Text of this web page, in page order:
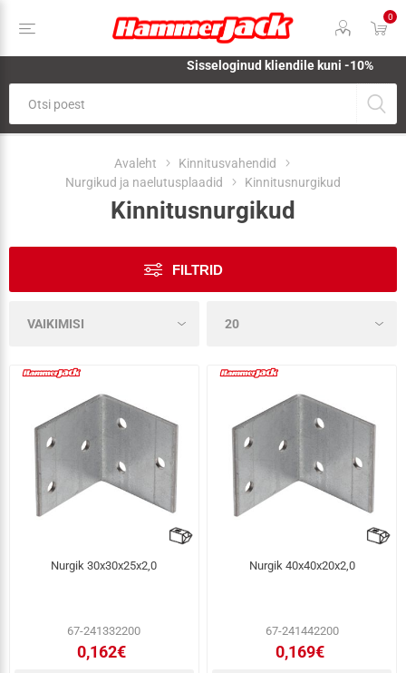
0
Sisseloginud kliendile kuni -10%
Avaleht
Kinnitusvahendid
Nurgikud ja naelutusplaadid
Kinnitusnurgikud
Kinnitusnurgikud
FILTRID
Nurgik 30x30x25x2,0
67-241332200
0,162€
Nurgik 40x40x20x2,0
67-241442200
0,169€